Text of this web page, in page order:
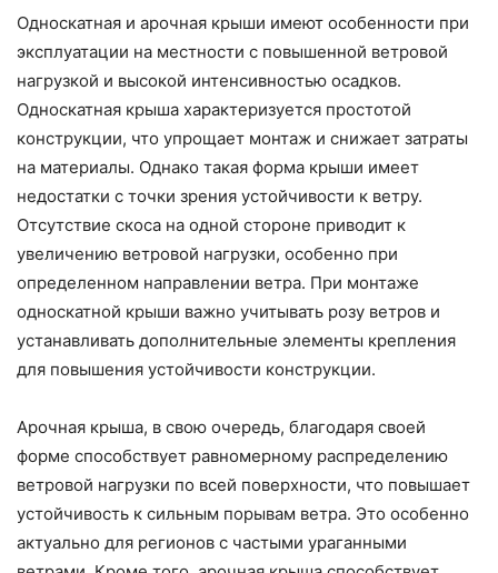
Односкатная и арочная крыши имеют особенности при
эксплуатации на местности с повышенной ветровой
нагрузкой и высокой интенсивностью осадков.
Односкатная крыша характеризуется простотой
конструкции, что упрощает монтаж и снижает затраты
на материалы. Однако такая форма крыши имеет
недостатки с точки зрения устойчивости к ветру.
Отсутствие скоса на одной стороне приводит к
увеличению ветровой нагрузки, особенно при
определенном направлении ветра. При монтаже
односкатной крыши важно учитывать розу ветров и
устанавливать дополнительные элементы крепления
для повышения устойчивости конструкции.
Арочная крыша, в свою очередь, благодаря своей
форме способствует равномерному распределению
ветровой нагрузки по всей поверхности, что повышает
устойчивость к сильным порывам ветра. Это особенно
актуально для регионов с частыми ураганными